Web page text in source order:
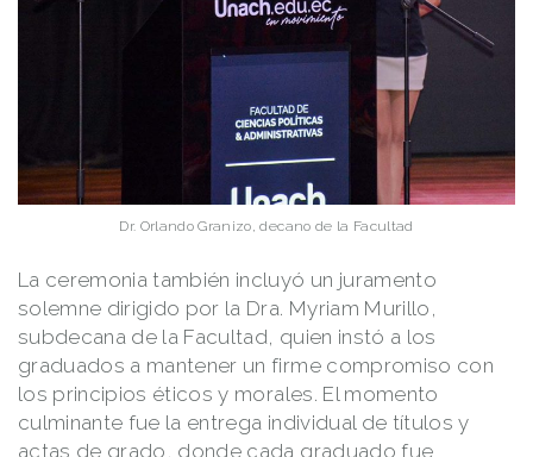
Dr. Orlando Granizo, decano de la Facultad
La ceremonia también incluyó un juramento
solemne dirigido por la Dra. Myriam Murillo,
subdecana de la Facultad, quien instó a los
graduados a mantener un firme compromiso con
los principios éticos y morales. El momento
culminante fue la entrega individual de títulos y
actas de grado, donde cada graduado fue